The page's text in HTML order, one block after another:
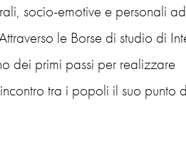
socio-emotive e personali
le Borse di studio di
dei primi passi per realizzare
tra i popoli il suo punto